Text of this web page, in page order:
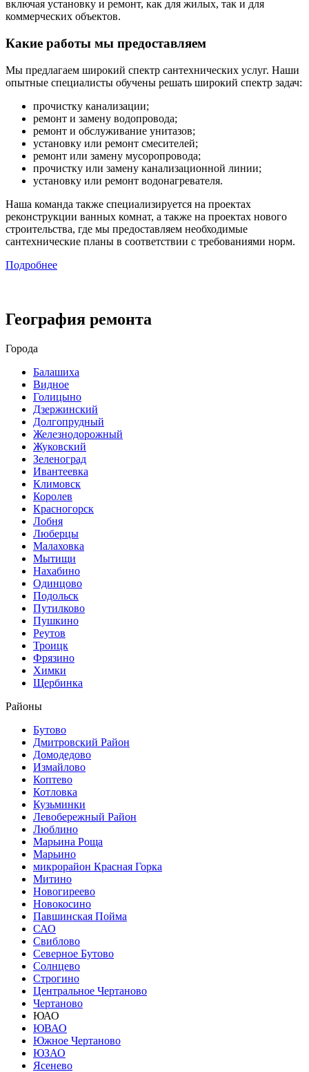
включая установку и ремонт, как для жилых, так и для
коммерческих объектов.
Какие работы мы предоставляем
Мы предлагаем широкий спектр сантехнических услуг. Наши
опытные специалисты обучены решать широкий спектр задач:
прочистку канализации;
ремонт и замену водопровода;
ремонт и обслуживание унитазов;
установку или ремонт смесителей;
ремонт или замену мусоропровода;
прочистку или замену канализационной линии;
установку или ремонт водонагревателя.
Наша команда также специализируется на проектах
реконструкции ванных комнат, а также на проектах нового
строительства, где мы предоставляем необходимые
сантехнические планы в соответствии с требованиями норм.
Подробнее
География ремонта
Города
Балашиха
Видное
Голицыно
Дзержинский
Долгопрудный
Железнодорожный
Жуковский
Зеленоград
Ивантеевка
Климовск
Королев
Красногорск
Лобня
Люберцы
Малаховка
Мытищи
Нахабино
Одинцово
Подольск
Путилково
Пушкино
Реутов
Троицк
Фрязино
Химки
Щербинка
Районы
Бутово
Дмитровский Район
Домодедово
Измайлово
Коптево
Котловка
Кузьминки
Левобережный Район
Люблино
Марьина Роща
Марьино
микрорайон Красная Горка
Митино
Новогиреево
Новокосино
Павшинская Пойма
САО
Свиблово
Северное Бутово
Солнцево
Строгино
Центральное Чертаново
Чертаново
ЮАО
ЮВАО
Южное Чертаново
ЮЗАО
Ясенево